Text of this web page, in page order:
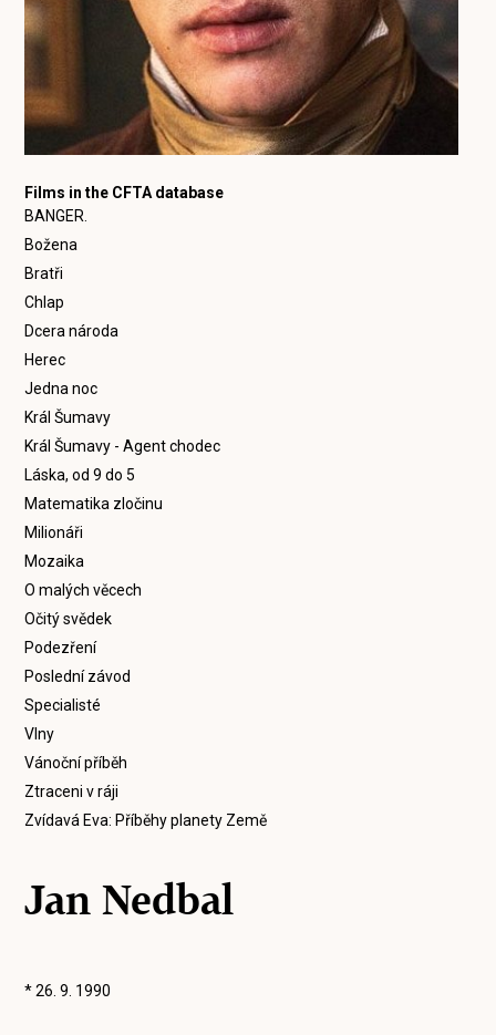
Films in the CFTA database
BANGER.
Božena
Bratři
Chlap
Dcera národa
Herec
Jedna noc
Král Šumavy
Král Šumavy - Agent chodec
Láska, od 9 do 5
Matematika zločinu
Milionáři
Mozaika
O malých věcech
Očitý svědek
Podezření
Poslední závod
Specialisté
Vlny
Vánoční příběh
Ztraceni v ráji
Zvídavá Eva: Příběhy planety Země
Jan Nedbal
* 26. 9. 1990